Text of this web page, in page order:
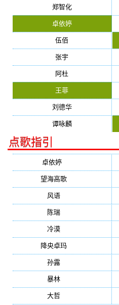
郑智化
卓依婷
伍佰
张宇
阿杜
王菲
刘德华
谭咏麟
点歌指引
卓依婷
望海高歌
风语
陈瑞
冷漠
降央卓玛
孙露
暴林
大哲